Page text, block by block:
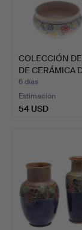
COLECCIÓN
DE CERÁMICA
C…
6 días
Estimación
54 USD